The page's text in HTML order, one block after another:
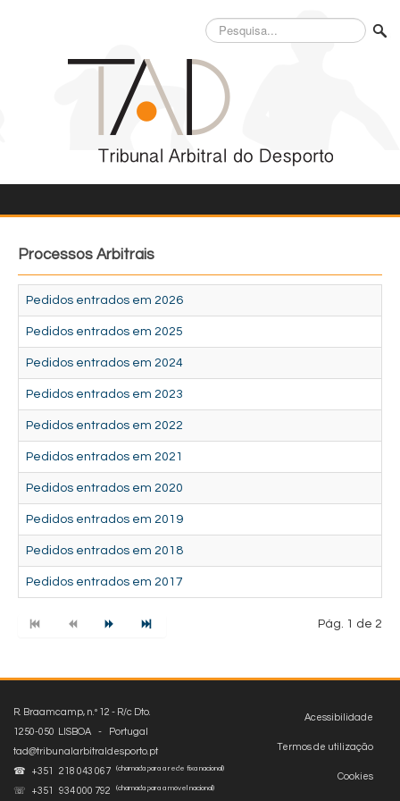
Pesquisa...
Processos Arbitrais
Pedidos entrados em 2026
Pedidos entrados em 2025
Pedidos entrados em 2024
Pedidos entrados em 2023
Pedidos entrados em 2022
Pedidos entrados em 2021
Pedidos entrados em 2020
Pedidos entrados em 2019
Pedidos entrados em 2018
Pedidos entrados em 2017
Pág. 1 de 2
Acessibilidade
Termos de utilização
Cookies
R. Braamcamp, n.º 12 - R/c Dto.
1250-050 LISBOA - Portugal
tad@tribunalarbitraldesporto.pt
☎ +351 218 043 067
(chamada para a rede fixa nacional)
☏ +351 934 000 792 (chamada para a móvel nacional)